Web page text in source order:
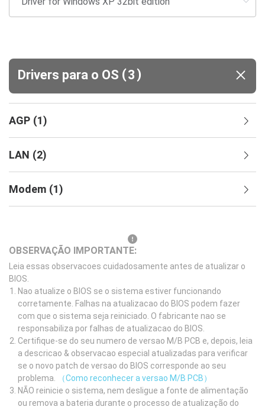
Drivers para o OS (3 )
AGP (1)
LAN (2)
Modem (1)
OBSERVAÇÃO IMPORTANTE:
Leia essas observacoes cuidadosamente antes de atualizar o
BIOS.
Nao atualize o BIOS se o sistema estiver funcionando
corretamente. Falhas na atualizacao do BIOS podem fazer
com que o sistema seja reiniciado. O fabricante nao se
responsabiliza por falhas de atualizacao do BIOS.
Certifique-se do seu numero de versao M/B PCB e, depois, leia
a descricao & observacao especial atualizadas para verificar
se o novo patch de versao do BIOS corresponde ao seu
problema.
（Como reconhecer a versao M/B PCB）
NÃO reinicie o sistema, nem desligue a fonte de alimentação
ou remova a bateria durante o processo de atualização do